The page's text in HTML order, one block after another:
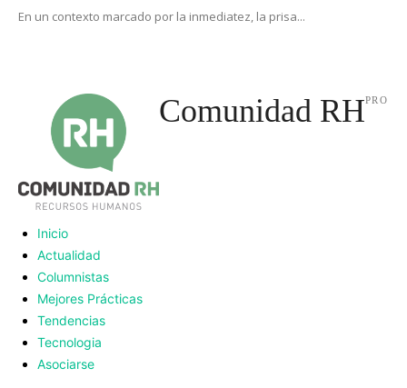
En un contexto marcado por la inmediatez, la prisa...
Comunidad RHPRO
Inicio
Actualidad
Columnistas
Mejores Prácticas
Tendencias
Tecnologia
Asociarse